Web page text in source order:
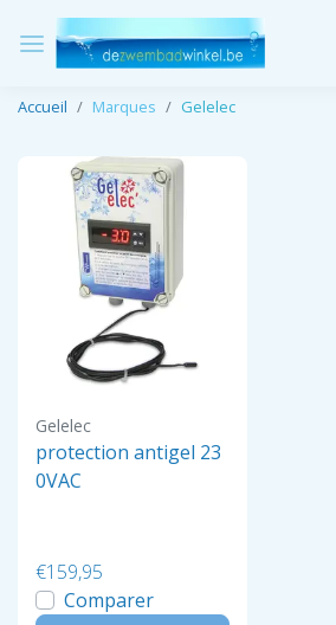
Accueil Marques Gelelec
Gelelec
protection antigel 23
0VAC
€159,95
Comparer